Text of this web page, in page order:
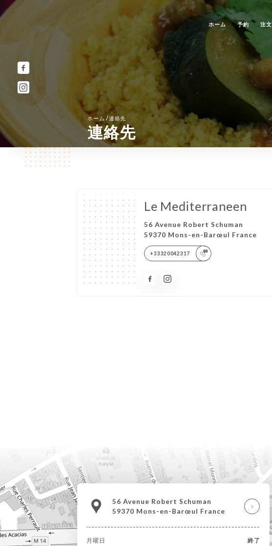
ホーム 予約 注文
ホーム/連絡先
連絡先
Le Mediterraneen
56 Avenue Robert Schuman
59370 Mons-en-Barœul France
+33320042317
56 Avenue Robert Schuman
59370 Mons-en-Barœul France
月曜日
終了